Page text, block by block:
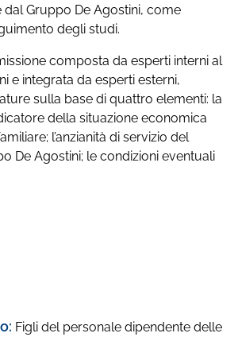
dal Gruppo De Agostini, come
degli studi.
composta da esperti interni al
e integrata da esperti esterni,
sulla base di quattro elementi: la
della situazione economica
l’anzianità di servizio del
De Agostini; le condizioni eventuali
Figli del personale dipendente delle